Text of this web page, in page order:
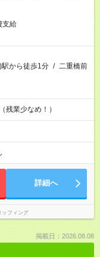
支給
から徒歩1分 / 二重橋前
残業少なめ！）
詳細へ
ッフィング
掲載日：2026.08.08